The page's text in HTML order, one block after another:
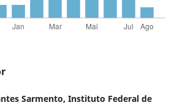
Sarmento, Instituto Federal de